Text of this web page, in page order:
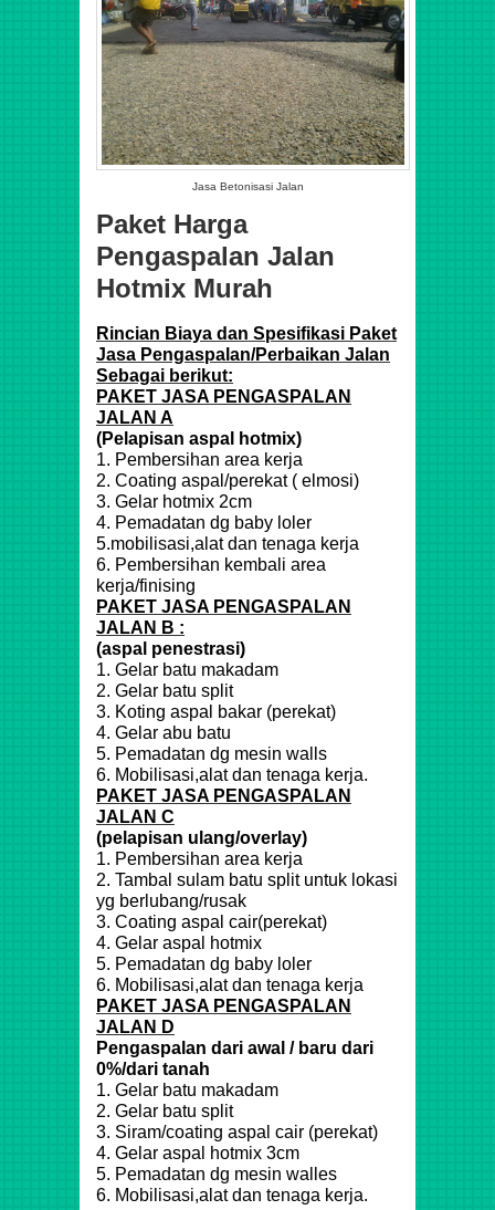
Jasa Betonisasi Jalan
Paket Harga
Pengaspalan Jalan
Hotmix Murah
Rincian Biaya dan Spesifikasi Paket
Jasa Pengaspalan/Perbaikan Jalan
Sebagai berikut:
PAKET JASA PENGASPALAN
JALAN A
(Pelapisan aspal hotmix)
1. Pembersihan area kerja
2. Coating aspal/perekat ( elmosi)
3. Gelar hotmix 2cm
4. Pemadatan dg baby loler
5.mobilisasi,alat dan tenaga kerja
6. Pembersihan kembali area
kerja/finising
PAKET JASA PENGASPALAN
JALAN B :
(aspal penestrasi)
1. Gelar batu makadam
2. Gelar batu split
3. Koting aspal bakar (perekat)
4. Gelar abu batu
5. Pemadatan dg mesin walls
6. Mobilisasi,alat dan tenaga kerja.
PAKET JASA PENGASPALAN
JALAN C
(pelapisan ulang/overlay)
1. Pembersihan area kerja
2. Tambal sulam batu split untuk lokasi
yg berlubang/rusak
3. Coating aspal cair(perekat)
4. Gelar aspal hotmix
5. Pemadatan dg baby loler
6. Mobilisasi,alat dan tenaga kerja
PAKET JASA PENGASPALAN
JALAN D
Pengaspalan dari awal / baru dari
0%/dari tanah
1. Gelar batu makadam
2. Gelar batu split
3. Siram/coating aspal cair (perekat)
4. Gelar aspal hotmix 3cm
5. Pemadatan dg mesin walles
6. Mobilisasi,alat dan tenaga kerja.